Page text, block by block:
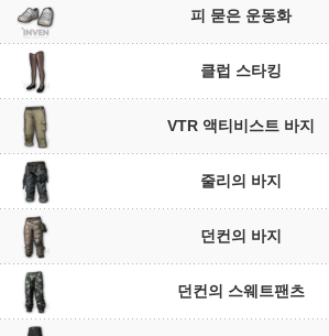
피 묻은 운동화
클럽 스타킹
VTR 액티비스트 바지
줄리의 바지
던컨의 바지
던컨의 스웨트팬츠